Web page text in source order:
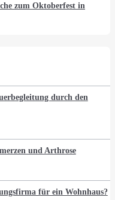
zum Oktoberfest in
durch den
und Arthrose
für ein Wohnhaus?